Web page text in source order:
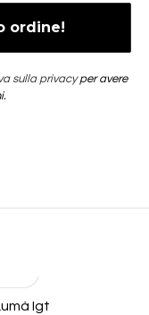
sulla privacyper avere
Igt